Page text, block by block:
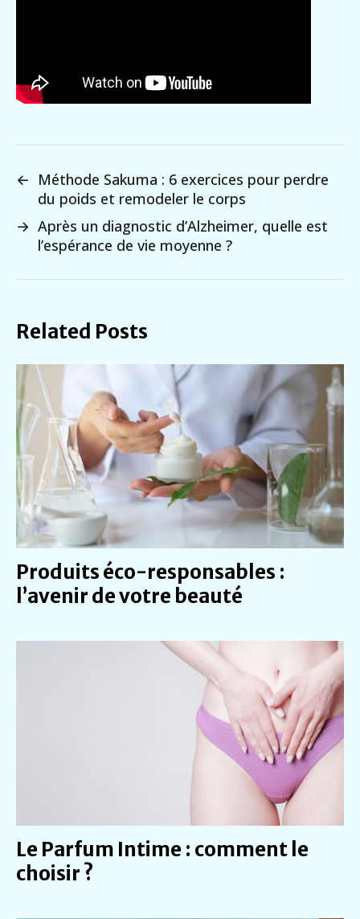
← Méthode Sakuma : 6 exercices pour perdre
du poids et remodeler le corps
→ Après un diagnostic d’Alzheimer, quelle est
l’espérance de vie moyenne ?
Related Posts
Produits éco-responsables :
l’avenir de votre beauté
Le Parfum Intime : comment le
choisir ?